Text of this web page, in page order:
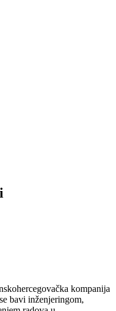
kompanija
bavi inženjeringom,